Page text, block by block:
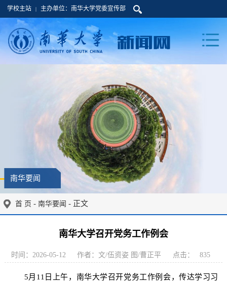
学校主站 | 主办单位：南华大学党委宣传部
南华要闻
首 页 - 南华要闻 - 正文
南华大学召开党务工作例会
时间：2026-05-12 作者：文/伍资姿 图/曹正平 点击： 835
5月11日上午，南华大学召开党务工作例会，传达学习习